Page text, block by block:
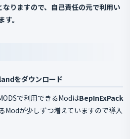
なりますので、自己責任の元で利用い
。
をダウンロード
で利用できるModはBepInExPack
Modが少しずつ増えていますので導入